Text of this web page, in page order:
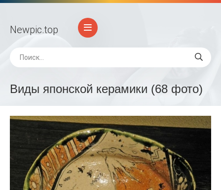
Newpic.top
Виды японской керамики (68 фото)